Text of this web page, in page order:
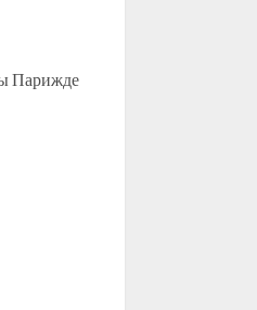
Парижде